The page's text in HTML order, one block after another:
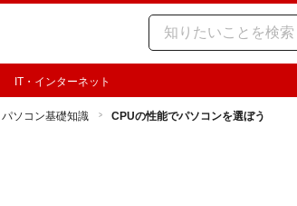
IT・インターネット
パソコン基礎知識 CPUの性能でパソコンを選ぼう